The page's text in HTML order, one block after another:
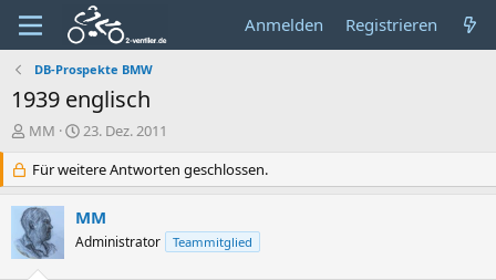
Anmelden Registrieren
DB-Prospekte BMW
1939 englisch
E
s
t
e
l
l
e
MM
E
s
t
e
l
l
23. Dez. 2011
Für weitere Antworten geschlossen.
MM
Administrator Teammitglied